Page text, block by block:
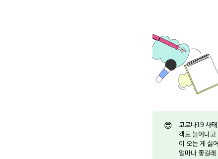
😎
코로나19 사
객도 늘어나
이 오는 게 싫
얼마나 좋길